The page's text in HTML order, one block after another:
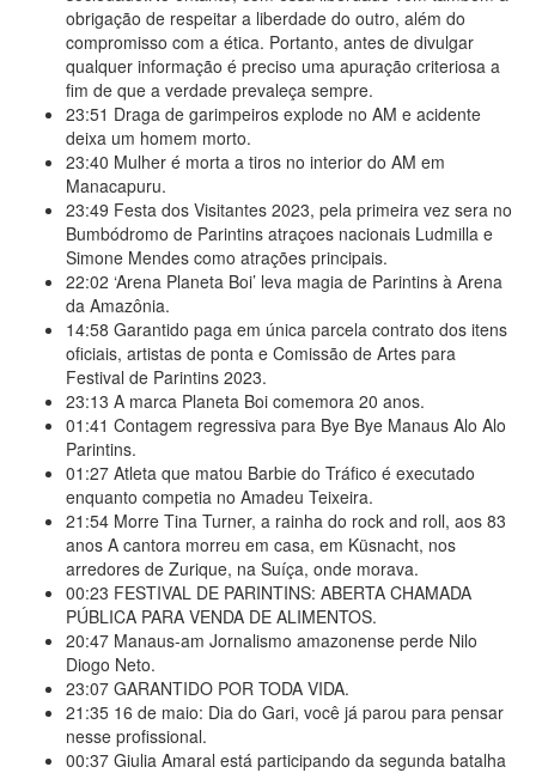
obrigação de respeitar a liberdade do outro, além do
compromisso com a ética. Portanto, antes de divulgar
qualquer informação é preciso uma apuração criteriosa a
fim de que a verdade prevaleça sempre.
23:51 Draga de garimpeiros explode no AM e acidente
deixa um homem morto.
23:40 Mulher é morta a tiros no interior do AM em
Manacapuru.
23:49 Festa dos Visitantes 2023, pela primeira vez sera no
Bumbódromo de Parintins atraçoes nacionais Ludmilla e
Simone Mendes como atrações principais.
22:02 ‘Arena Planeta Boi’ leva magia de Parintins à Arena
da Amazônia.
14:58 Garantido paga em única parcela contrato dos itens
oficiais, artistas de ponta e Comissão de Artes para
Festival de Parintins 2023.
23:13 A marca Planeta Boi comemora 20 anos.
01:41 Contagem regressiva para Bye Bye Manaus Alo Alo
Parintins.
01:27 Atleta que matou Barbie do Tráfico é executado
enquanto competia no Amadeu Teixeira.
21:54 Morre Tina Turner, a rainha do rock and roll, aos 83
anos A cantora morreu em casa, em Küsnacht, nos
arredores de Zurique, na Suíça, onde morava.
00:23 FESTIVAL DE PARINTINS: ABERTA CHAMADA
PÚBLICA PARA VENDA DE ALIMENTOS.
20:47 Manaus-am Jornalismo amazonense perde Nilo
Diogo Neto.
23:07 GARANTIDO POR TODA VIDA.
21:35 16 de maio: Dia do Gari, você já parou para pensar
nesse profissional.
00:37 Giulia Amaral está participando da segunda batalha